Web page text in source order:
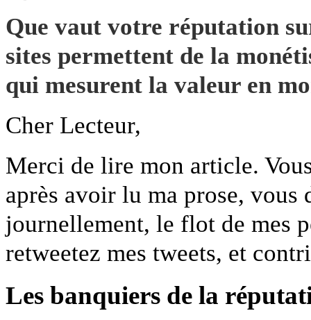
Que vaut votre réputation
sites permettent de la
qui mesurent la valeur en
Cher Lecteur,
Merci de lire mon article.
après avoir lu ma prose, vous
journellement, le flot de mes
retweetez mes tweets, et
Les banquiers de la